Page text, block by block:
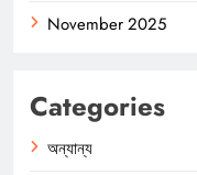
November 2025
Categories
অন্যান্য